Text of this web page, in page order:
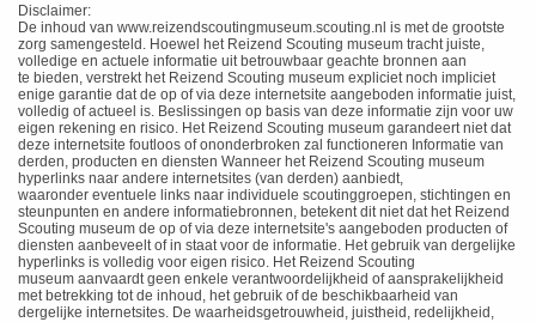
Disclaimer:
De inhoud van www.reizendscoutingmuseum.scouting.nl is met de grootste
zorg samengesteld. Hoewel het Reizend Scouting museum tracht juiste,
volledige en actuele informatie uit betrouwbaar geachte bronnen aan
te bieden, verstrekt het Reizend Scouting museum expliciet noch impliciet
enige garantie dat de op of via deze internetsite aangeboden informatie juist,
volledig of actueel is. Beslissingen op basis van deze informatie zijn voor uw
eigen rekening en risico. Het Reizend Scouting museum garandeert niet dat
deze internetsite foutloos of ononderbroken zal functioneren Informatie van
derden, producten en diensten Wanneer het Reizend Scouting museum
hyperlinks naar andere internetsites (van derden) aanbiedt,
waaronder eventuele links naar individuele scoutinggroepen, stichtingen en
steunpunten en andere informatiebronnen, betekent dit niet dat het Reizend
Scouting museum de op of via deze internetsite's aangeboden producten of
diensten aanbeveelt of in staat voor de informatie. Het gebruik van dergelijke
hyperlinks is volledig voor eigen risico. Het Reizend Scouting
museum aanvaardt geen enkele verantwoordelijkheid of aansprakelijkheid
met betrekking tot de inhoud, het gebruik of de beschikbaarheid van
dergelijke internetsites. De waarheidsgetrouwheid, juistheid, redelijkheid,